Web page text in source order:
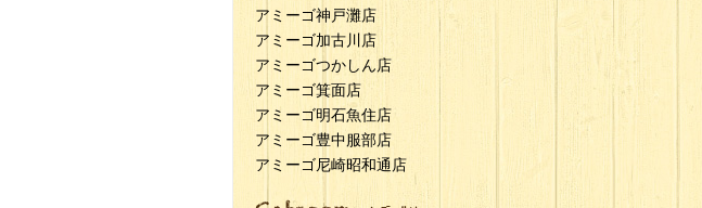
アミーゴ神戸灘店
アミーゴ加古川店
アミーゴつかしん店
アミーゴ箕面店
アミーゴ明石魚住店
アミーゴ豊中服部店
アミーゴ尼崎昭和通店